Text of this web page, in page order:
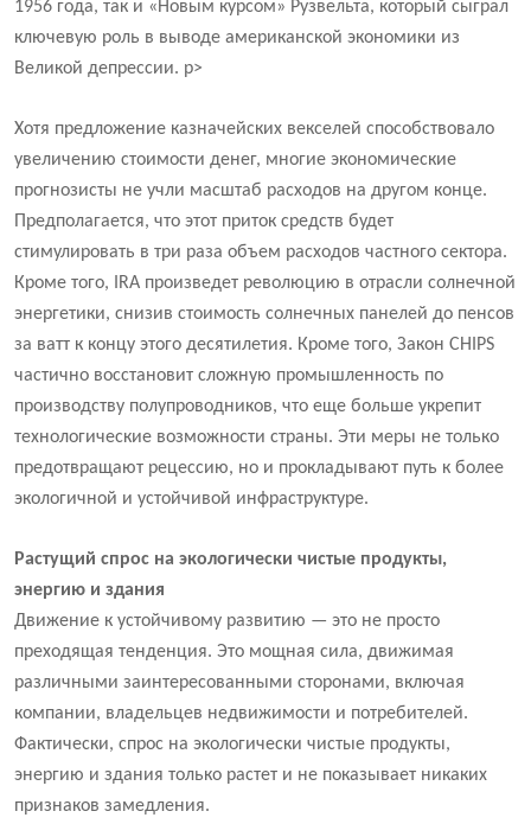
1956 года, так и «Новым курсом» Рузвельта, который сыграл
ключевую роль в выводе американской экономики из
Великой депрессии. р>
Хотя предложение казначейских векселей способствовало
увеличению стоимости денег, многие экономические
прогнозисты не учли масштаб расходов на другом конце.
Предполагается, что этот приток средств будет
стимулировать в три раза объем расходов частного сектора.
Кроме того, IRA произведет революцию в отрасли солнечной
энергетики, снизив стоимость солнечных панелей до пенсов
за ватт к концу этого десятилетия. Кроме того, Закон CHIPS
частично восстановит сложную промышленность по
производству полупроводников, что еще больше укрепит
технологические возможности страны. Эти меры не только
предотвращают рецессию, но и прокладывают путь к более
экологичной и устойчивой инфраструктуре.
Растущий спрос на экологически чистые продукты,
энергию и здания
Движение к устойчивому развитию — это не просто
преходящая тенденция. Это мощная сила, движимая
различными заинтересованными сторонами, включая
компании, владельцев недвижимости и потребителей.
Фактически, спрос на экологически чистые продукты,
энергию и здания только растет и не показывает никаких
признаков замедления.